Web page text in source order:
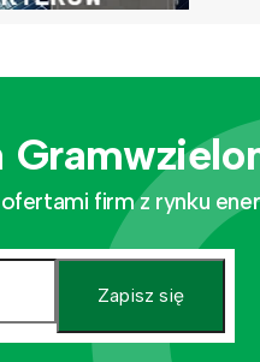
firm z rynku
Zapisz się